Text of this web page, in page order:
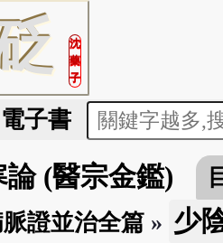
沈
藥
子
電子書
論 (醫宗金鑑)
證並治全篇» 少